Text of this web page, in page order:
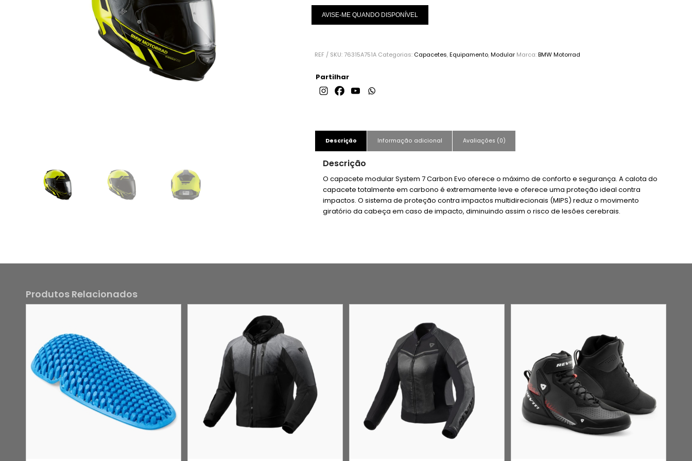
AVISE-ME QUANDO DISPONÍVEL
REF / SKU: 76315A751A Categorias: Capacetes,Equipamento,Modular Marca:BMW Motorrad
Partilhar
Descrição Informação adicional Avaliações (0)
Descrição
O capacete modular System 7 Carbon Evo oferece o máximo de conforto e segurança. A calota do
capacete totalmente em carbono é extremamente leve e oferece uma proteção ideal contra
impactos. O sistema de proteção contra impactos multidirecionais (MIPS) reduz o movimento
giratório da cabeça em caso de impacto, diminuindo assim o risco de lesões cerebrais.
Produtos Relacionados